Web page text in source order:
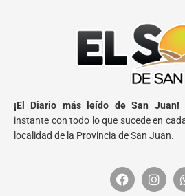
¡El Diario más leído de San Juan!
instante con todo lo que sucede en
localidad de la Provincia de San Juan.